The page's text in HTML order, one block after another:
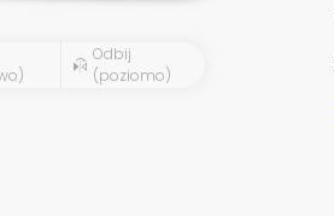
Odbij
(poziomo)